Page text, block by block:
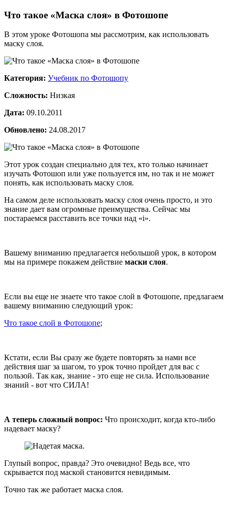
Что такое «Маска слоя» в Фотошопе
В этом уроке Фотошопа мы рассмотрим, как использовать
маску слоя.
Категория: Учебник по Фотошопу
Сложность: Низкая
Дата: 09.10.2011
Обновлено: 24.08.2017
Этот урок создан специально для тех, кто только начинает
изучать Фотошоп или уже пользуется им, но так и не может
понять, как использовать маску слоя.
На самом деле использовать маску слоя очень просто, и это
знание дает вам огромные преимущества. Сейчас мы
постараемся расставить все точки над «i».
Вашему вниманию предлагается небольшой урок, в котором
мы на примере покажем действие маски слоя.
Если вы еще не знаете что такое слой в Фотошопе, предлагаем
вашему вниманию следующий урок:
Что такое слой в Фотошопе;
Кстати, если Вы сразу же будете повторять за нами все
действия шаг за шагом, то урок точно пройдет для вас с
пользой. Так как, знание - это еще не сила. Использование
знаний - вот что СИЛА!
А теперь сложный вопрос: Что происходит, когда кто-либо
надевает маску?
Глупый вопрос, правда? Это очевидно! Ведь все, что
скрывается под маской становится невидимым.
Точно так же работает маска слоя.